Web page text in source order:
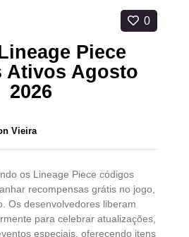
0
Piece
Ativos Agosto
2026
Vieira
os Lineage Piece códigos
recompensas grátis no jogo,
Os desenvolvedores liberam
para celebrar atualizações,
especiais, oferecendo itens